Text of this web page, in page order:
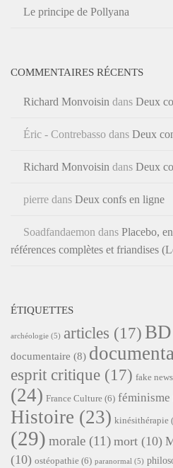
Le principe de Pollyana
COMMENTAIRES RÉCENTS
Richard Monvoisin dans Deux
Éric - Contrebasso dans Deux
Richard Monvoisin dans Deux
pierre dans Deux confs en ligne
Soadfandaemon dans Placebo,
références complètes et friandises
ÉTIQUETTES
archéologie (5) articles (17) BD
documentaire (8)
esprit critique (17) fake news
(24) France Culture (6) féminisme
Histoire (23) kinésithérapie
(29) morale (11) mort (10)
(10) ostéopathie (6) paranormal (5)